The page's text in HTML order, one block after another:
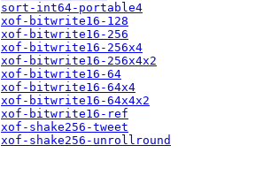
sort-int64-portable4
xof-bitwrite16-128
xof-bitwrite16-256
xof-bitwrite16-256x4
xof-bitwrite16-256x4x2
xof-bitwrite16-64
xof-bitwrite16-64x4
xof-bitwrite16-64x4x2
xof-bitwrite16-ref
xof-shake256-tweet
xof-shake256-unrollround